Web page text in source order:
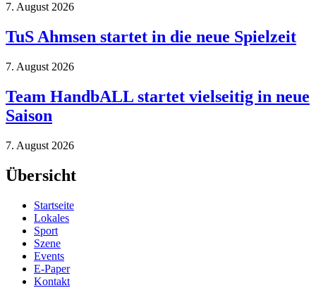
7. August 2026
TuS Ahmsen startet in die neue Spielzeit
7. August 2026
Team HandbALL startet vielseitig in neue
Saison
7. August 2026
Übersicht
Startseite
Lokales
Sport
Szene
Events
E-Paper
Kontakt